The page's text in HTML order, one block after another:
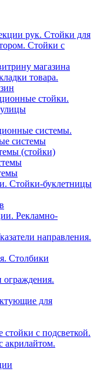
рук. Стойки для
Стойки с
магазина
товара.
стойки.
системы.
системы
(стойки)
Стойки-буклетницы
Рекламно-
направления.
Столбики
ограждения.
для
с подсветкой.
акрилайтом.